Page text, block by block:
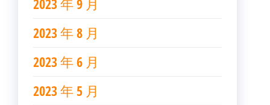
2023 年 8 月
2023 年 6 月
2023 年 5 月